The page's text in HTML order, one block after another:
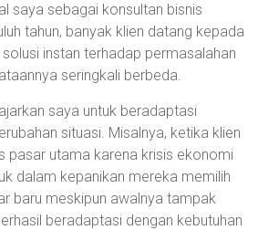
saya sebagai konsultan bisnis
tahun, banyak klien datang kepada
instan terhadap permasalahan
seringkali berbeda.
saya untuk beradaptasi
situasi. Misalnya, ketika klien
pasar utama karena krisis ekonomi
dalam kepanikan mereka memilih
baru meskipun awalnya tampak
beradaptasi dengan kebutuhan